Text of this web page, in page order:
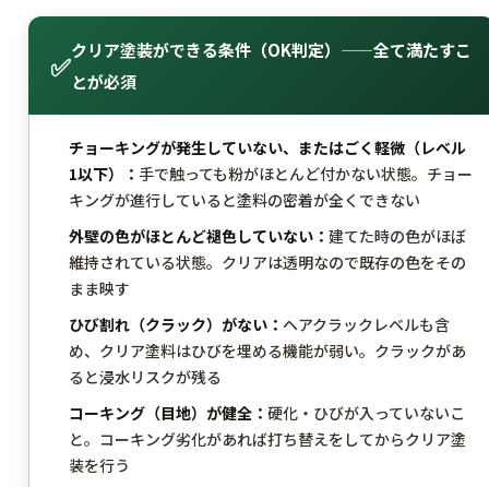
✅クリア塗装ができる条件（OK判定）——全て満たすこ
とが必須
チョーキングが発生していない、またはごく軽微（レベル
1以下）： 手で触っても粉がほとんど付かない状態。チョー
キングが進行していると塗料の密着が全くできない
外壁の色がほとんど褪色していない： 建てた時の色がほぼ
維持されている状態。クリアは透明なので既存の色をその
まま映す
ひび割れ（クラック）がない： ヘアクラックレベルも含
め、クリア塗料はひびを埋める機能が弱い。クラックがあ
ると浸水リスクが残る
コーキング（目地）が健全： 硬化・ひびが入っていないこ
と。コーキング劣化があれば打ち替えをしてからクリア塗
装を行う